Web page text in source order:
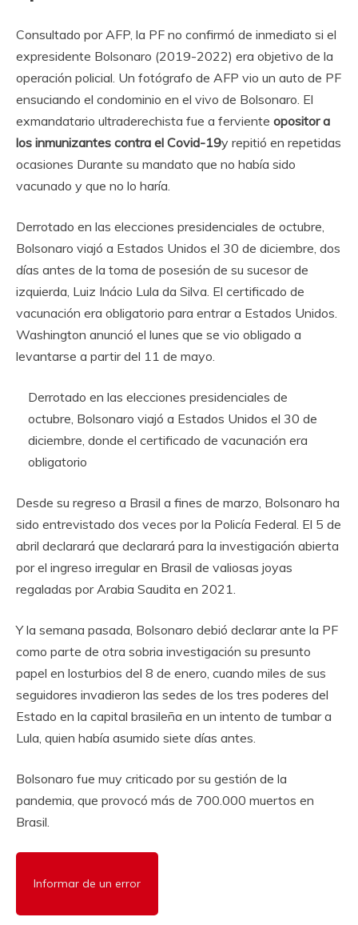
Consultado por AFP, la PF no confirmó de inmediato si el
expresidente Bolsonaro (2019-2022) era objetivo de la
operación policial. Un fotógrafo de AFP vio un auto de PF
ensuciando el condominio en el vivo de Bolsonaro. El
exmandatario ultraderechista fue a ferviente opositor a
los inmunizantes contra el Covid-19y repitió en repetidas
ocasiones Durante su mandato que no había sido
vacunado y que no lo haría.
Derrotado en las elecciones presidenciales de octubre,
Bolsonaro viajó a Estados Unidos el 30 de diciembre, dos
días antes de la toma de posesión de su sucesor de
izquierda, Luiz Inácio Lula da Silva. El certificado de
vacunación era obligatorio para entrar a Estados Unidos.
Washington anunció el lunes que se vio obligado a
levantarse a partir del 11 de mayo.
Derrotado en las elecciones presidenciales de
octubre, Bolsonaro viajó a Estados Unidos el 30 de
diciembre, donde el certificado de vacunación era
obligatorio
Desde su regreso a Brasil a fines de marzo, Bolsonaro ha
sido entrevistado dos veces por la Policía Federal. El 5 de
abril declarará que declarará para la investigación abierta
por el ingreso irregular en Brasil de valiosas joyas
regaladas por Arabia Saudita en 2021.
Y la semana pasada, Bolsonaro debió declarar ante la PF
como parte de otra sobria investigación su presunto
papel en losturbios del 8 de enero, cuando miles de sus
seguidores invadieron las sedes de los tres poderes del
Estado en la capital brasileña en un intento de tumbar a
Lula, quien había asumido siete días antes.
Bolsonaro fue muy criticado por su gestión de la
pandemia, que provocó más de 700.000 muertos en
Brasil.
Informar de un error